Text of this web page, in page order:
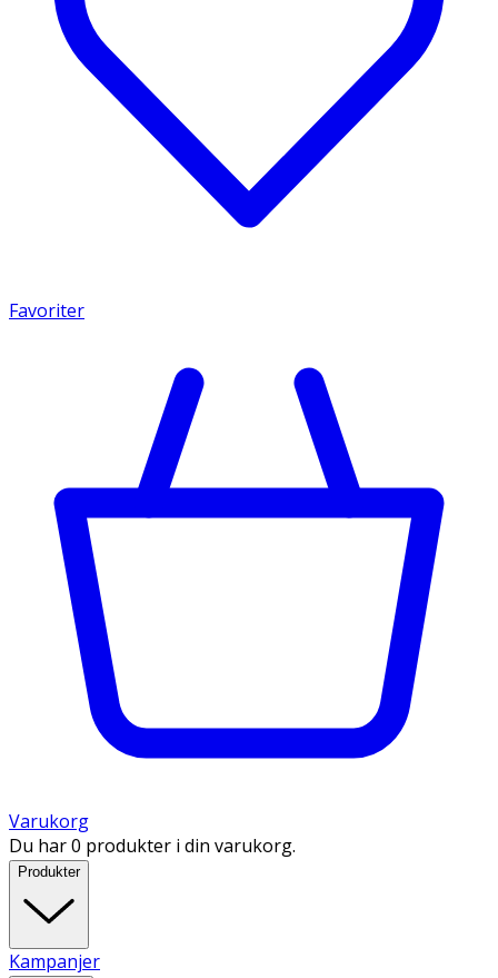
Favoriter
Varukorg
Du har 0 produkter i din varukorg.
Produkter
Kampanjer